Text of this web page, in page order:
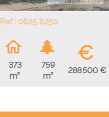
Ref : 0625 8250
373
m²
759
m²
€
288 500 €